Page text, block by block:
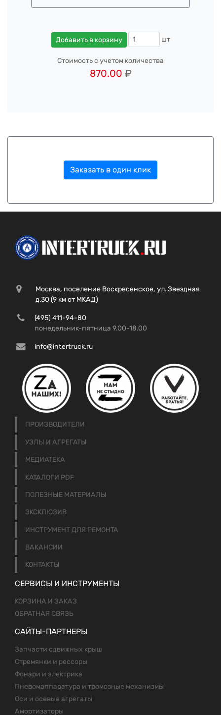
Добавить в корзину шт
Стоимость с учетом количества
870.00 ₽
Заказать в один клик
Москва, поселение Воскресенское, ул. Звездная
д.30 (9 км от МКАД)
(495) 411-94-80
понедельник-пятница 9.00-18.00
info@intertruck.ru
ПРОИЗВОДИТЕЛИ
УЗЛЫ И АГРЕГАТЫ
МЕДИАТЕКА
КАТАЛОГИ PDF
ПОЛЕЗНЫЕ МАТЕРИАЛЫ
ЭКСКЛЮЗИВ
ИНСТРУМЕНТ ДЛЯ РЕМОНТА
ВАКАНСИИ
КОНТАКТЫ
СЕРВИСЫ И ИНСТРУМЕНТЫ
КОРЗИНА И ЗАКАЗ
ОБРАТНАЯ СВЯЗЬ
САЙТЫ-ПАРТНЕРЫ
Запчасти сдвижных крыш
Стремянки и рессоры
Фонари и электрика
Пневомаппаратура и тромозные механизмы
Оси и осевые агрегаты
Амортизаторы